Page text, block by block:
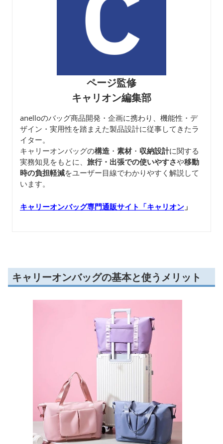
ページ監修
キャリオン編集部
anelloのバッグ商品開発・企画に携わり、機能性・デ
ザイン・実用性を踏まえた製品設計に従事してきたラ
イター。
キャリーオンバッグの構造 ・ 素材・ 収納設計に関する
実務知見をもとに、 旅行・出張での使いやすさや移動
時の負担軽減をユーザー目線でわかりやすく解説して
います。
キャリーオンバッグ専門通販サイト「キャリオン 」
キャリーオンバッグの基本と使うメリット